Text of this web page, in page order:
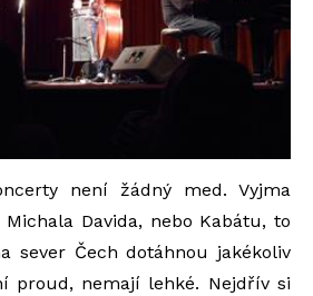
není žádný med. Vyjma
Davida, nebo Kabátu, to
sever Čech dotáhnou jakékoliv
proud, nemají lehké. Nejdřív si